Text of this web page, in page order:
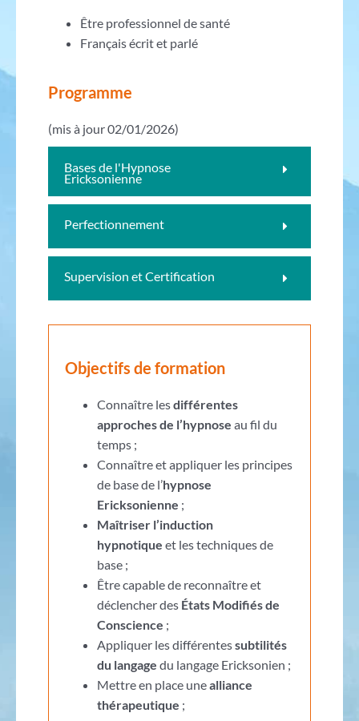
Être professionnel de santé
Français écrit et parlé
Programme
(mis à jour 02/01/2026)
Bases de l'Hypnose
Ericksonienne
Perfectionnement
Supervision et Certification
Objectifs de formation
Connaître lesdifférentes
approches de l’hypnose au fil du
temps ;
Connaître et appliquer les principes
de base de l’hypnose
Ericksonienne ;
Maîtriser l’induction
hypnotique et les techniques de
base ;
Être capable de reconnaître et
déclencher des États Modifiés de
Conscience ;
Appliquer les différentessubtilités
du langage du langage Ericksonien ;
Mettre en place unealliance
thérapeutique ;